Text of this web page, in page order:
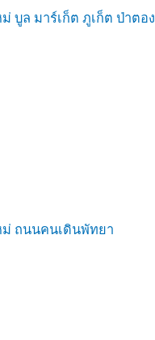
บูล มาร์เก็ต ภูเก็ต ป่าตอง
ม่ ถนนคนเดินพัทยา